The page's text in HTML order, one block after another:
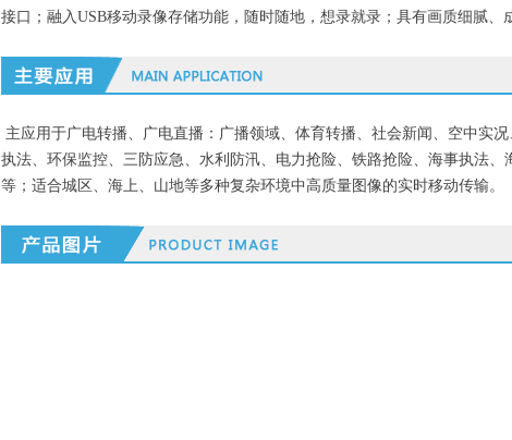
接口；融入USB移动录像存储功能，随时随地，想录就录；具有画质细腻、
主应用于广电转播、广电直播： 广播领域、体育转播、社会新闻、空中实况
执法、环保监控、三防应急、水利防汛、电力抢险、铁路抢险、海事执法
等；适合城区、海上、山地等多种复杂环境中高质量图像的实时移动传输。